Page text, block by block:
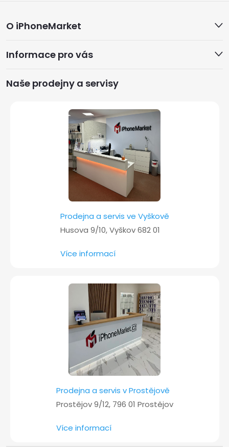
á
p
a
O iPhoneMarket
Informace pro vás
Naše prodejny a servisy
Prodejna a servis ve Vyškově
Husova 9/10, Vyškov 682 01
Více informací
Prodejna a servis v Prostějově
Prostějov 9/12, 796 01 Prostějov
Více informací